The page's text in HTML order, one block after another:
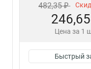
482,35 ₽
Цена за 1
Быстрый